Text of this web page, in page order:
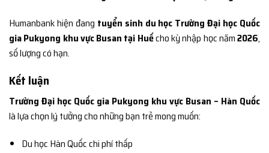
Humanbank hiện đang tuyển sinh du học Trường Đại học Quốc
gia Pukyong khu vực Busan tại Huếcho kỳ nhập học năm2026,
số lượng có hạn.
Kết luận
Trường Đại học Quốc gia Pukyong khu vực Busan – Hàn Quốc
là lựa chọn lý tưởng cho những bạn trẻ mong muốn:
Du học Hàn Quốc chi phí thấp